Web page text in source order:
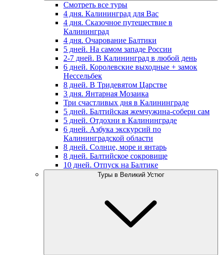
Смотреть все туры
4 дня. Калининград для Вас
4 дня. Сказочное путешествие в
Калининград
4 дня. Очарование Балтики
5 дней. На самом западе России
2-7 дней. В Калининград в любой день
6 дней. Королевские выходные + замок
Нессельбек
8 дней. В Тридевятом Царстве
3 дня. Янтарная Мозаика
Три счастливых дня в Калининграде
5 дней. Балтийская жемчужина-собери сам
5 дней. Отдохни в Калининграде
6 дней. Азбука экскурсий по
Калининградской области
8 дней. Солнце, море и янтарь
8 дней. Балтийское сокровище
10 дней. Отпуск на Балтике
Туры в Великий Устюг